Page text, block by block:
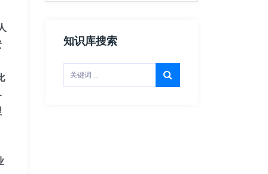
知识库搜索